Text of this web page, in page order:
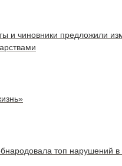
и чиновники предложили
топ нарушений